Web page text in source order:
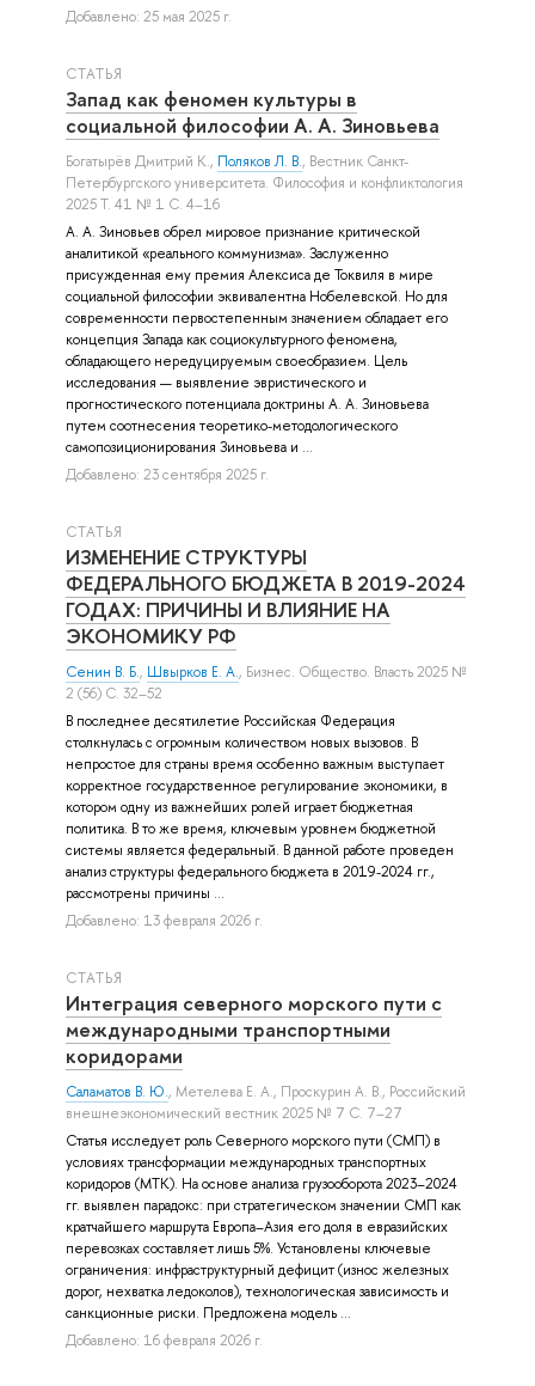
Добавлено: 25 мая 2025 г.
СТАТЬЯ
Запад как феномен культуры в
социальной философии А. А. Зиновьева
Богатырёв Дмитрий К., Поляков Л. В., Вестник Санкт-
Петербургского университета. Философия и конфликтология
2025 Т. 41 № 1 С. 4–16
А. А. Зиновьев обрел мировое признание критической
аналитикой «реального коммунизма». Заслуженно
присужденная ему премия Алексиса де Токвиля в мире
социальной философии эквивалентна Нобелевской. Но для
современности первостепенным значением обладает его
концепция Запада как социокультурного феномена,
обладающего нередуцируемым своеобразием. Цель
исследования — выявление эвристического и
прогностического потенциала доктрины А. А. Зиновьева
путем соотнесения теоретико-методологического
самопозиционирования Зиновьева и ...
Добавлено: 23 сентября 2025 г.
СТАТЬЯ
ИЗМЕНЕНИЕ СТРУКТУРЫ
ФЕДЕРАЛЬНОГО БЮДЖЕТА В 2019-2024
ГОДАХ: ПРИЧИНЫ И ВЛИЯНИЕ НА
ЭКОНОМИКУ РФ
Сенин В. Б., Швырков Е. А., Бизнес. Общество. Власть 2025 №
2 (56) С. 32–52
В последнее десятилетие Российская Федерация
столкнулась с огромным количеством новых вызовов. В
непростое для страны время особенно важным выступает
корректное государственное регулирование экономики, в
котором одну из важнейших ролей играет бюджетная
политика. В то же время, ключевым уровнем бюджетной
системы является федеральный. В данной работе проведен
анализ структуры федерального бюджета в 2019-2024 гг.,
рассмотрены причины ...
Добавлено: 13 февраля 2026 г.
СТАТЬЯ
Интеграция северного морского пути с
международными транспортными
коридорами
Саламатов В. Ю., Метелева Е. А., Проскурин А. В., Российский
внешнеэкономический вестник 2025 № 7 С. 7–27
Статья исследует роль Северного морского пути (СМП) в
условиях трансформации международных транспортных
коридоров (МТК). На основе анализа грузооборота 2023–2024
гг. выявлен парадокс: при стратегическом значении СМП как
кратчайшего маршрута Европа–Азия его доля в евразийских
перевозках составляет лишь 5%. Установлены ключевые
ограничения: инфраструктурный дефицит (износ железных
дорог, нехватка ледоколов), технологическая зависимость и
санкционные риски. Предложена модель ...
Добавлено: 16 февраля 2026 г.